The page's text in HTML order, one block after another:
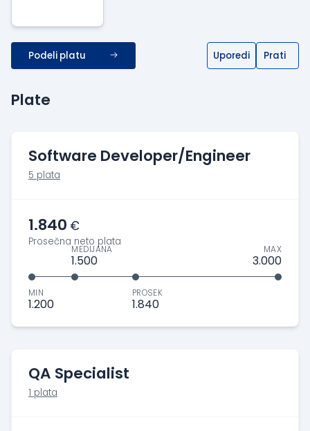
Podeli platu Uporedi Prati
Plate
Software Developer/Engineer
5 plata
1.840 €
Prosečna neto plata
MIN
1.200
MEDIJANA
1.500
PROSEK
1.840
MAX
3.000
QA Specialist
1 plata